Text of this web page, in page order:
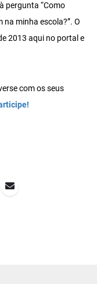
pergunta “Como
minha escola?”. O
2013 aqui no portal e
com os seus